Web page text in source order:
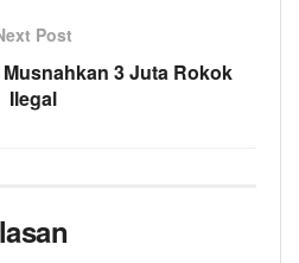
Post
3 Juta Rokok
Ilegal